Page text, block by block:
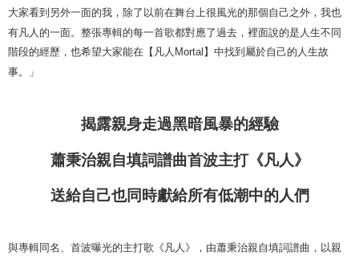
大家看到另外一面的我，除了以前在舞台上很風光的那個自己之外，我也
有凡人的一面。整張專輯的每一首歌都對應了過去，裡面說的是人生不同
階段的經歷，也希望大家能在【凡人 Mortal 】中找到屬於自己的人生故
事。」
揭露親身走過黑暗風暴的經驗
蕭秉治親自填詞譜曲首波主打《凡人》
送給自己也同時獻給所有低潮中的人們
與專輯同名、首波曝光的主打歌《凡人》，由蕭秉治親自填詞譜曲，以親